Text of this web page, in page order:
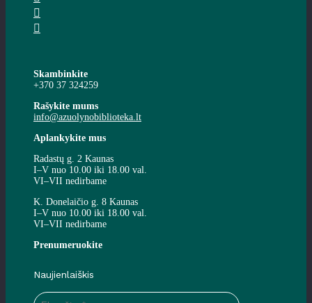
Skambinkite
+370 37 324259
Rašykite mums
info@azuolynobiblioteka.lt
Aplankykite mus
Radastų g. 2 Kaunas
I–V nuo 10.00 iki 18.00 val.
VI–VII nedirbame
K. Donelaičio g. 8 Kaunas
I–V nuo 10.00 iki 18.00 val.
VI–VII nedirbame
Prenumeruokite
Naujienlaiškis